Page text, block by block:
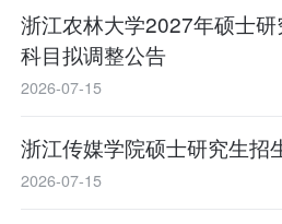
浙江农林大学2027年硕士
科目拟调整公告
2026-07-15
浙江传媒学院硕士研究生招
2026-07-15